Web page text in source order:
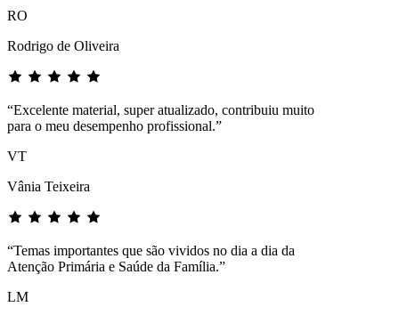
RO
Rodrigo de Oliveira
“Excelente material, super atualizado, contribuiu muito
para o meu desempenho profissional.”
VT
Vânia Teixeira
“Temas importantes que são vividos no dia a dia da
Atenção Primária e Saúde da Família.”
LM